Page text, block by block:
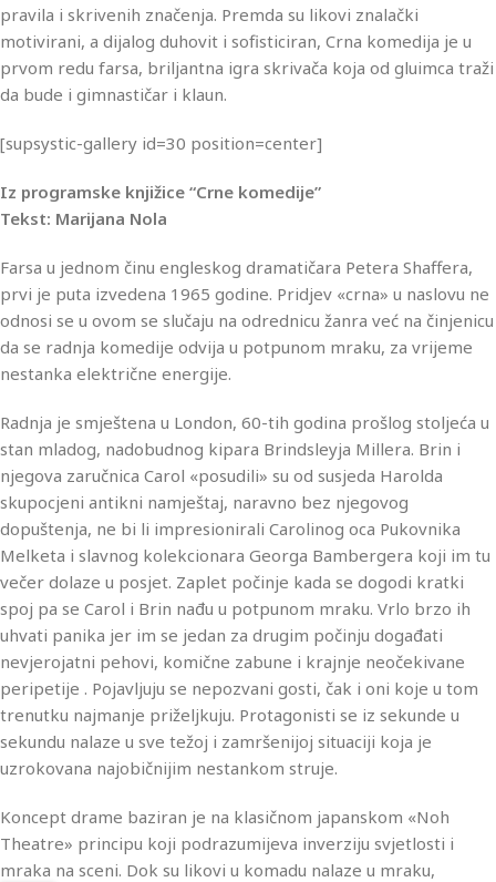
pravila i skrivenih značenja. Premda su likovi znalački
motivirani, a dijalog duhovit i sofisticiran, Crna komedija je u
prvom redu farsa, briljantna igra skrivača koja od gluimca traži
da bude i gimnastičar i klaun.
[supsystic-gallery id=30 position=center]
Iz programske knjižice “Crne komedije”
Tekst: Marijana Nola
Farsa u jednom činu engleskog dramatičara Petera Shaffera,
prvi je puta izvedena 1965 godine. Pridjev «crna» u naslovu ne
odnosi se u ovom se slučaju na odrednicu žanra već na činjenicu
da se radnja komedije odvija u potpunom mraku, za vrijeme
nestanka električne energije.
Radnja je smještena u London, 60-tih godina prošlog stoljeća u
stan mladog, nadobudnog kipara Brindsleyja Millera. Brin i
njegova zaručnica Carol «posudili» su od susjeda Harolda
skupocjeni antikni namještaj, naravno bez njegovog
dopuštenja, ne bi li impresionirali Carolinog oca Pukovnika
Melketa i slavnog kolekcionara Georga Bambergera koji im tu
večer dolaze u posjet. Zaplet počinje kada se dogodi kratki
spoj pa se Carol i Brin nađu u potpunom mraku. Vrlo brzo ih
uhvati panika jer im se jedan za drugim počinju događati
nevjerojatni pehovi, komične zabune i krajnje neočekivane
peripetije . Pojavljuju se nepozvani gosti, čak i oni koje u tom
trenutku najmanje priželjkuju. Protagonisti se iz sekunde u
sekundu nalaze u sve težoj i zamršenijoj situaciji koja je
uzrokovana najobičnijim nestankom struje.
Koncept drame baziran je na klasičnom japanskom «Noh
Theatre» principu koji podrazumijeva inverziju svjetlosti i
mraka na sceni. Dok su likovi u komadu nalaze u mraku,